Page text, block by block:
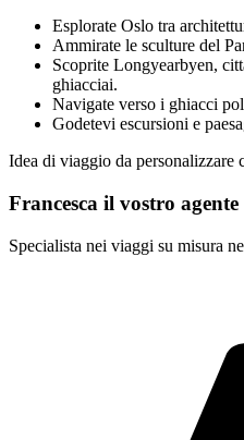
Esplorate Oslo tra
Ammirate le sculture del
Scoprite Longyearbyen,
ghiacciai.
Navigate verso i ghiacci
Godetevi escursioni e
Idea di viaggio da personalizzare
Francesca il vostro agente
Specialista nei viaggi su misura